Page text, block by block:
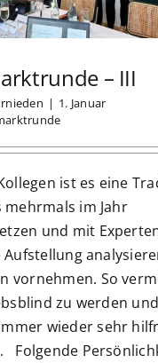
– III
| 1. Januar
ist es eine
mehrmals im Jahr
und mit
vornehmen. So
zu werden und
wieder sehr
Folgende